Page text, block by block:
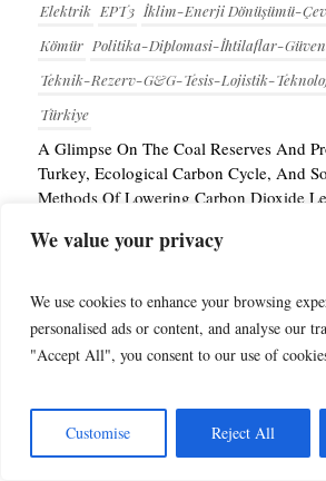
We value your privacy
We use cookies to enhance your browsing
personalised ads or content, and analyse our
"Accept All", you consent to our use of
Customise Reject All
Elektrik EPT3 İklim-Enerji Dönüşümü-
Kömür Politika-Diplomasi-İhtilaflar-
Teknik-Rezerv-G&G-Tesis-Lojistik-
Türkiye
A Glimpse On The Coal Reserves And
Turkey, Ecological Carbon Cycle, And
Methods Of Lowering Carbon Dioxide
Fatih Temiz 12 Şubat 2023
Kömür
Orta Doğu
Politika-Diplomasi-
Teknoloji-Madenler
Türkiye